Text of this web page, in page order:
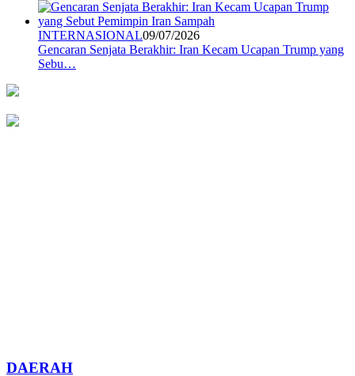
INTERNASIONAL09/07/2026
Gencaran Senjata Berakhir: Iran Kecam Ucapan Trump yang
Sebu…
DAERAH